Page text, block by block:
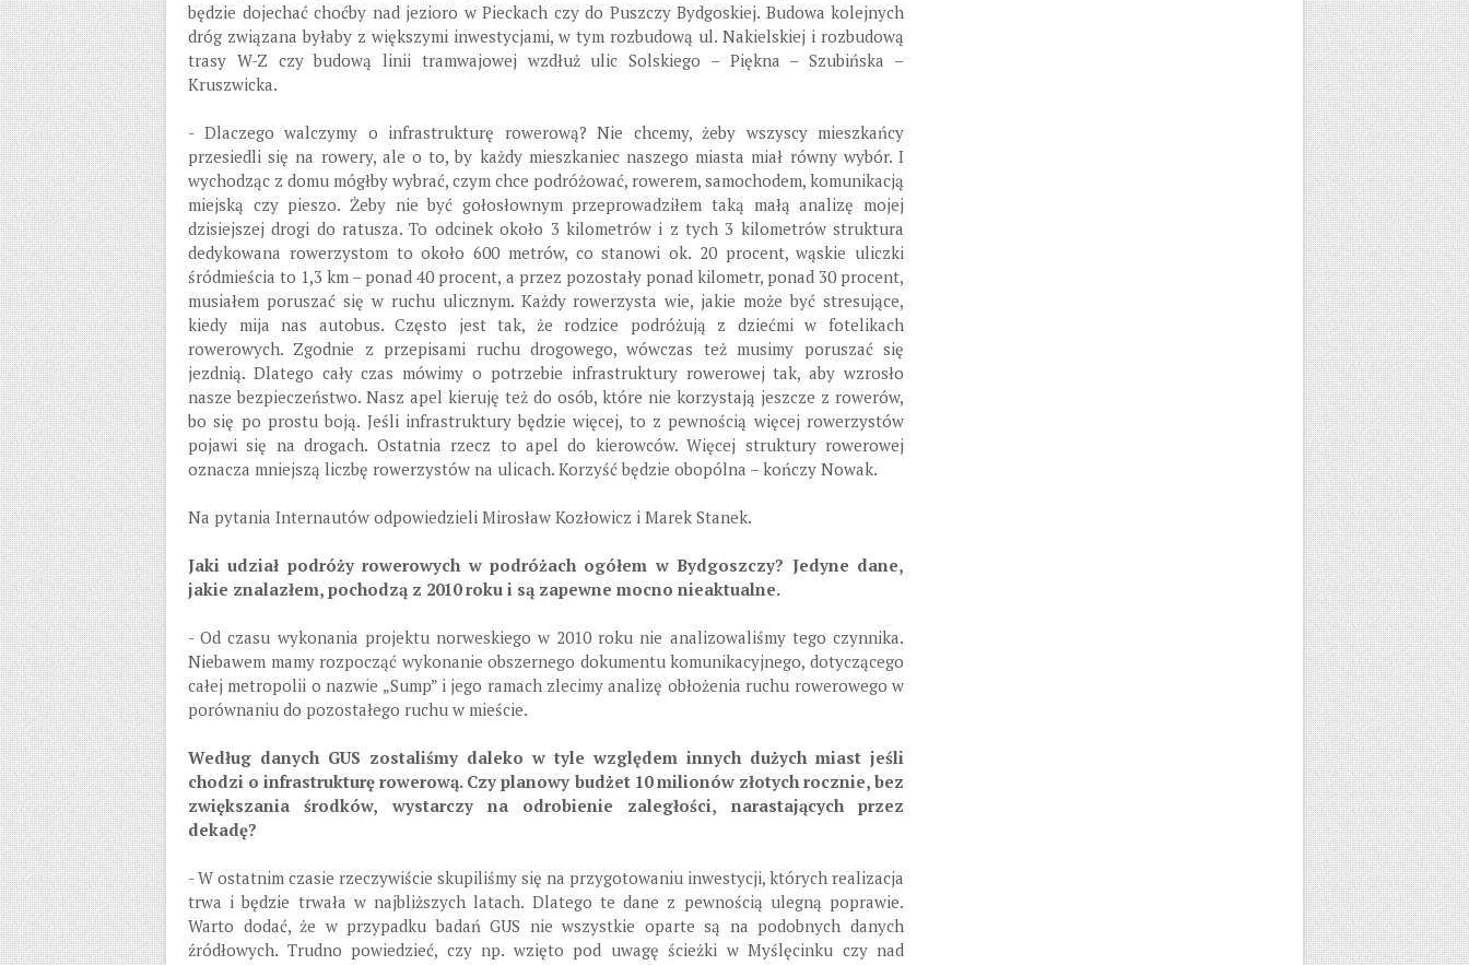
będzie dojechać choćby nad jezioro w Pieckach czy do Puszczy Bydgoskiej. Budowa kolejnych
dróg związana byłaby z większymi inwestycjami, w tym rozbudową ul. Nakielskiej i rozbudową
trasy W-Z czy budową linii tramwajowej wzdłuż ulic Solskiego – Piękna – Szubińska –
Kruszwicka.
- Dlaczego walczymy o infrastrukturę rowerową? Nie chcemy, żeby wszyscy mieszkańcy
przesiedli się na rowery, ale o to, by każdy mieszkaniec naszego miasta miał równy wybór. I
wychodząc z domu mógłby wybrać, czym chce podróżować, rowerem, samochodem, komunikacją
miejską czy pieszo. Żeby nie być gołosłownym przeprowadziłem taką małą analizę mojej
dzisiejszej drogi do ratusza. To odcinek około 3 kilometrów i z tych 3 kilometrów struktura
dedykowana rowerzystom to około 600 metrów, co stanowi ok. 20 procent, wąskie uliczki
śródmieścia to 1,3 km – ponad 40 procent, a przez pozostały ponad kilometr, ponad 30 procent,
musiałem poruszać się w ruchu ulicznym. Każdy rowerzysta wie, jakie może być stresujące,
kiedy mija nas autobus. Często jest tak, że rodzice podróżują z dziećmi w fotelikach
rowerowych. Zgodnie z przepisami ruchu drogowego, wówczas też musimy poruszać się
jezdnią. Dlatego cały czas mówimy o potrzebie infrastruktury rowerowej tak, aby wzrosło
nasze bezpieczeństwo. Nasz apel kieruję też do osób, które nie korzystają jeszcze z rowerów,
bo się po prostu boją. Jeśli infrastruktury będzie więcej, to z pewnością więcej rowerzystów
pojawi się na drogach. Ostatnia rzecz to apel do kierowców. Więcej struktury rowerowej
oznacza mniejszą liczbę rowerzystów na ulicach. Korzyść będzie obopólna – kończy Nowak.
Na pytania Internautów odpowiedzieli Mirosław Kozłowicz i Marek Stanek.
Jaki udział podróży rowerowych w podróżach ogółem w Bydgoszczy? Jedyne dane,
jakie znalazłem, pochodzą z 2010 roku i są zapewne mocno nieaktualne.
- Od czasu wykonania projektu norweskiego w 2010 roku nie analizowaliśmy tego czynnika.
Niebawem mamy rozpocząć wykonanie obszernego dokumentu komunikacyjnego, dotyczącego
całej metropolii o nazwie „Sump” i jego ramach zlecimy analizę obłożenia ruchu rowerowego w
porównaniu do pozostałego ruchu w mieście.
Według danych GUS zostaliśmy daleko w tyle względem innych dużych miast jeśli
chodzi o infrastrukturę rowerową. Czy planowy budżet 10 milionów złotych rocznie, bez
zwiększania środków, wystarczy na odrobienie zaległości, narastających przez
dekadę?
- W ostatnim czasie rzeczywiście skupiliśmy się na przygotowaniu inwestycji, których realizacja
trwa i będzie trwała w najbliższych latach. Dlatego te dane z pewnością ulegną poprawie.
Warto dodać, że w przypadku badań GUS nie wszystkie oparte są na podobnych danych
źródłowych. Trudno powiedzieć, czy np. wzięto pod uwagę ścieżki w Myślęcinku czy nad